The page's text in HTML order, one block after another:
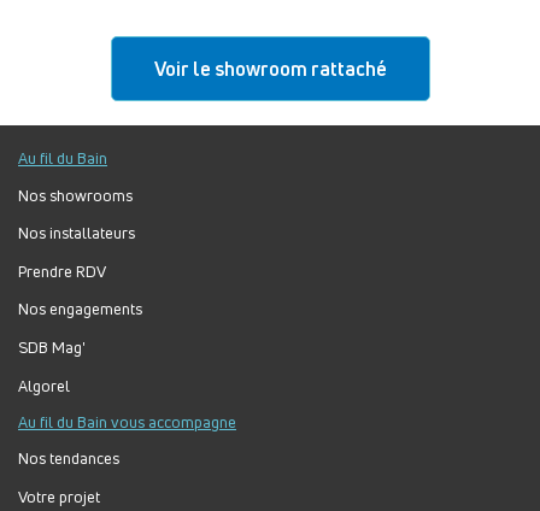
Voir le showroom rattaché
Au fil du Bain
Nos showrooms
Nos installateurs
Prendre RDV
Nos engagements
SDB Mag'
Algorel
Au fil du Bain vous accompagne
Nos tendances
Votre projet